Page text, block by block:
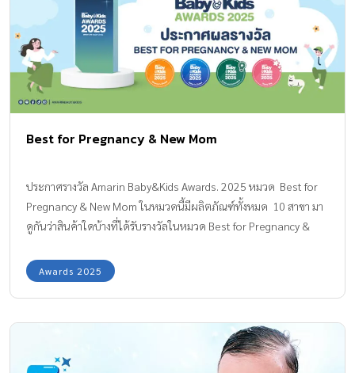
Best for Pregnancy & New Mom
ประกาศรางวัล Amarin Baby&Kids Awards. 2025 หมวด Best for
Pregnancy & New Mom ในหมวดนี้มีผลิตภัณฑ์ทั้งหมด 10 สาขา มา
ดูกันว่าสินค้าใดบ้างที่ได้รับรางวัลในหมวด Best for Pregnancy &
ครรภ์ Mommy Choice: BEST MATERNITY SUPPLEMENT MEGA We
care Lecithin 1200 mg ผลิตภัณฑ์เสริมอาหารจากเลซิตินคุณภาพสูง
บำรุงและฟื้นฟูการทำงานของตับ ลดไขมันพอกตับ พร้อมทั้ง ลดระดับ
ไขมันและโคเลสเตอรอลในเลือด เพื่อป้องกันโรคหัวใจและหลอด
เลือด เหมาะสำหรับผู้ที่ต้องการดูแลสุขภาพสมอง หัวใจ และตับ รวมถึง
Awards 2025